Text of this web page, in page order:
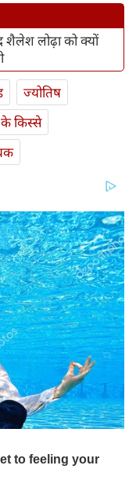
शैलेश लोढ़ा को क्यों
ज्योतिष
के किस्से